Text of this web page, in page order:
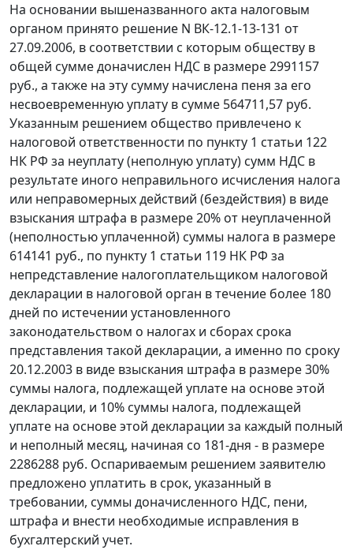
На основании вышеназванного акта налоговым
органом принято решение N ВК-12.1-13-131 от
27.09.2006, в соответствии с которым обществу в
общей сумме доначислен НДС в размере 2991157
руб., а также на эту сумму начислена пеня за его
несвоевременную уплату в сумме 564711,57 руб.
Указанным решением общество привлечено к
налоговой ответственности по пункту 1 статьи 122
НК РФ за неуплату (неполную уплату) сумм НДС в
результате иного неправильного исчисления налога
или неправомерных действий (бездействия) в виде
взыскания штрафа в размере 20% от неуплаченной
(неполностью уплаченной) суммы налога в размере
614141 руб., по пункту 1 статьи 119 НК РФ за
непредставление налогоплательщиком налоговой
декларации в налоговой орган в течение более 180
дней по истечении установленного
законодательством о налогах и сборах срока
представления такой декларации, а именно по сроку
20.12.2003 в виде взыскания штрафа в размере 30%
суммы налога, подлежащей уплате на основе этой
декларации, и 10% суммы налога, подлежащей
уплате на основе этой декларации за каждый полный
и неполный месяц, начиная со 181-дня - в размере
2286288 руб. Оспариваемым решением заявителю
предложено уплатить в срок, указанный в
требовании, суммы доначисленного НДС, пени,
штрафа и внести необходимые исправления в
бухгалтерский учет.